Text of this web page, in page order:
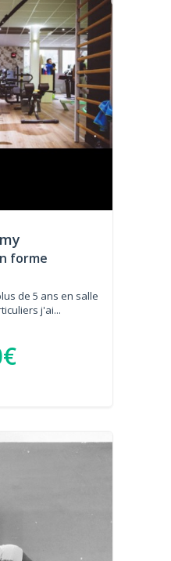
forme
de 5 ans en salle
j'ai...